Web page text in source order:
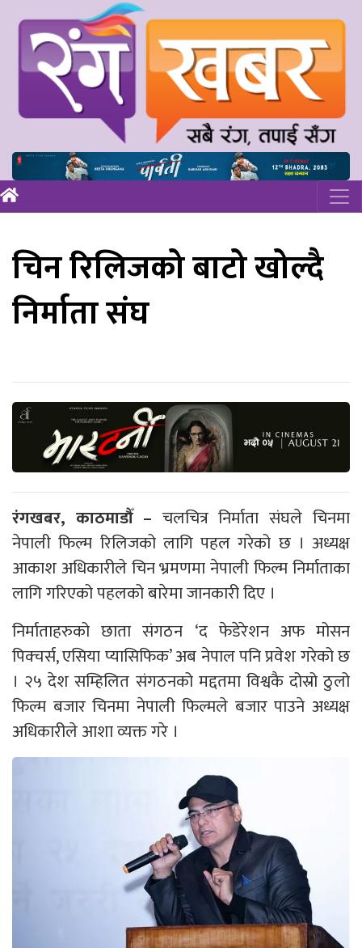
चिन रिलिजको बाटो खोल्दै
निर्माता संघ
रंगखबर, काठमाडौँ – चलचित्र निर्माता संघले चिनमा
नेपाली फिल्म रिलिजको लागि पहल गरेको छ । अध्यक्ष
आकाश अधिकारीले चिन भ्रमणमा नेपाली फिल्म निर्माताका
लागि गरिएको पहलको बारेमा जानकारी दिए ।
निर्माताहरुको छाता संगठन ‘द फेडेरेशन अफ मोसन
पिक्चर्स, एसिया प्यासिफिक’ अब नेपाल पनि प्रवेश गरेको छ
। २५ देश सम्हिलित संगठनको मद्दतमा विश्वकै दोस्रो ठुलो
फिल्म बजार चिनमा नेपाली फिल्मले बजार पाउने अध्यक्ष
अधिकारीले आशा व्यक्त गरे ।